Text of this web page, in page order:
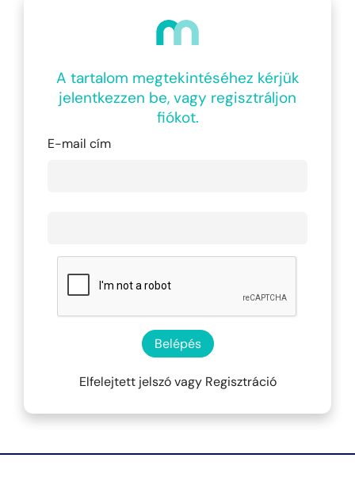
A tartalom megtekintéséhez kérjük
jelentkezzen be, vagy regisztráljon
fiókot.
E-mail cím
Belépés
Elfelejtett jelszóvagy Regisztráció